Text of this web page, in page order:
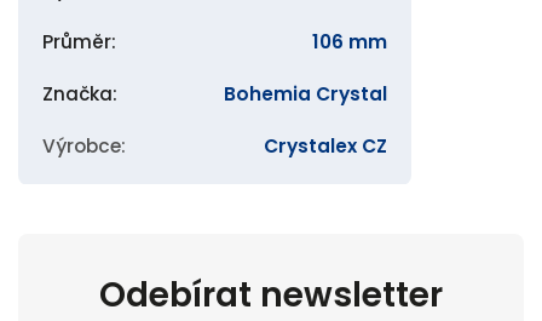
Průměr: 106 mm
Značka: Bohemia Crystal
Výrobce: Crystalex CZ
Odebírat newsletter